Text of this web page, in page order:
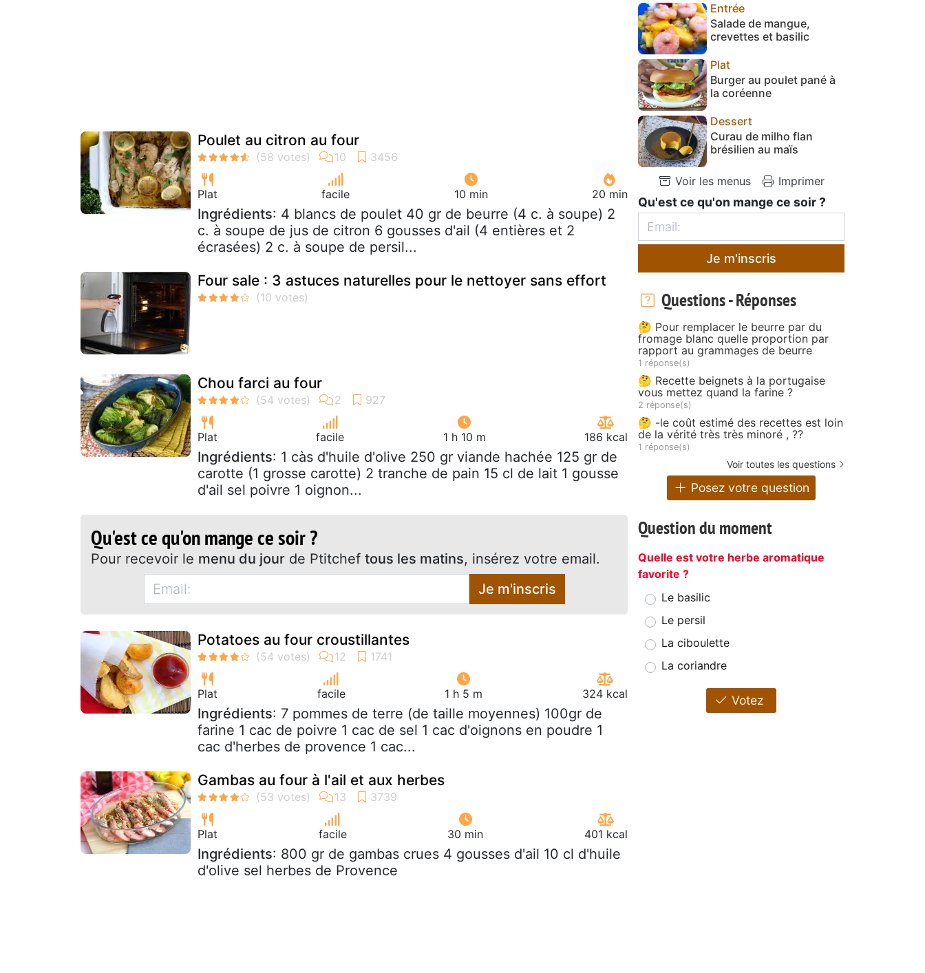
Poulet au citron au four
Plat facile 10 min 20 min
Ingrédients: 4 blancs de poulet 40 gr de beurre (4 c. à soupe) 2
c. à soupe de jus de citron 6 gousses d'ail (4 entières et 2
écrasées) 2 c. à soupe de persil...
Four sale : 3 astuces naturelles pour le nettoyer sans effort
Chou farci au four
Plat facile 1 h 10 m 186 kcal
Ingrédients: 1 càs d'huile d'olive 250 gr viande hachée 125 gr de
carotte (1 grosse carotte) 2 tranche de pain 15 cl de lait 1 gousse
d'ail sel poivre 1 oignon...
Qu'est ce qu'on mange ce soir ?
Pour recevoir le menu du jour de Ptitchef tous les matins, insérez votre email.
Je m'inscris
Potatoes au four croustillantes
Plat facile 1 h 5 m 324 kcal
Ingrédients: 7 pommes de terre (de taille moyennes) 100gr de
farine 1 cac de poivre 1 cac de sel 1 cac d'oignons en poudre 1
cac d'herbes de provence 1 cac...
Gambas au four à l'ail et aux herbes
Plat facile 30 min 401 kcal
Ingrédients: 800 gr de gambas crues 4 gousses d'ail 10 cl d'huile
d'olive sel herbes de Provence
Entrée
Salade de mangue,
crevettes et basilic
Plat
Burger au poulet pané à
la coréenne
Dessert
Curau de milho flan
brésilien au maïs
Voir les menus Imprimer
Qu'est ce qu'on mange ce soir ?
Je m'inscris
Questions - Réponses
🤔 Pour remplacer le beurre par du
fromage blanc quelle proportion par
rapport au grammages de beurre
1 réponse(s)
🤔 Recette beignets à la portugaise
vous mettez quand la farine ?
2 réponse(s)
🤔 -le coût estimé des recettes est loin
de la vérité très très minoré , ??
1 réponse(s)
Voir toutes les questions
Posez votre question
Question du moment
Quelle est votre herbe aromatique
favorite ?
Le basilic
Le persil
La ciboulette
La coriandre
Votez